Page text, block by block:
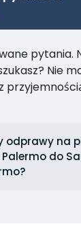
pytania.
Nie
odprawy na
do